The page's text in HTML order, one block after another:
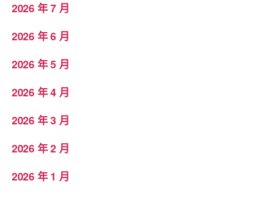
2026 年 7 月
2026 年 6 月
2026 年 5 月
2026 年 4 月
2026 年 3 月
2026 年 2 月
2026 年 1 月